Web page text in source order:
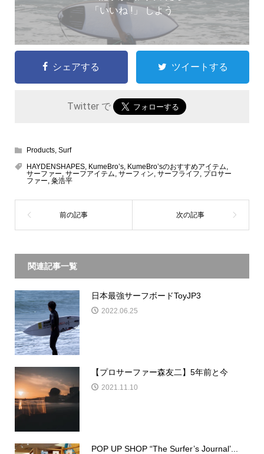
「いいね !」 しよう
シェアする ツイートする
Twitter で
Products, Surf
HAYDENSHAPES, KumeBro’s, KumeBro’sのおすすめアイテム
サーファー サーフアイテム サーフィン サーフライフ プロサー
ファー 粂浩平
関連記事一覧
日本最強サーフボードToyJP3
2022.06.25
【プロサーファー森友二】5年前と今
2021.11.10
POP UP SHOP “The Surfer’s Journal’...